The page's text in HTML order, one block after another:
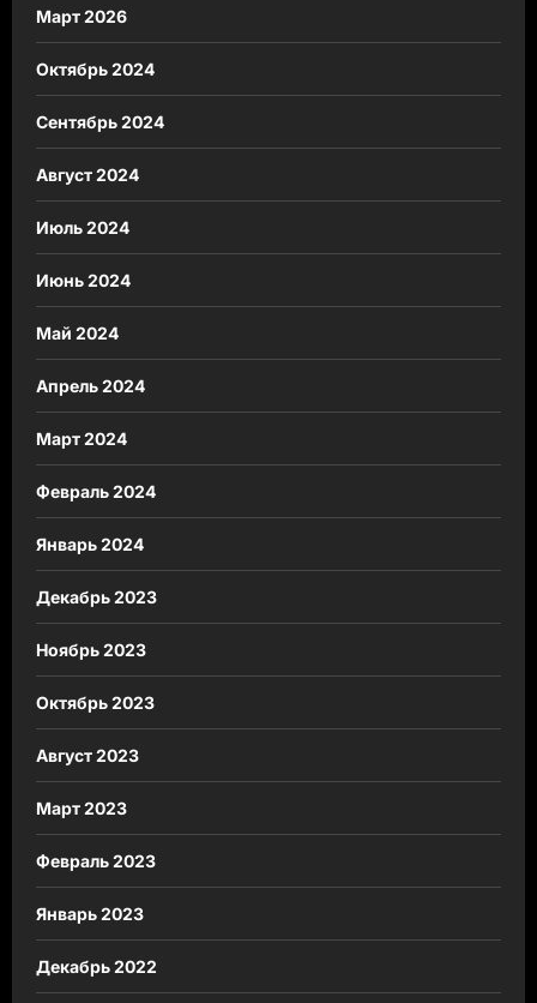
Март 2026
Октябрь 2024
Сентябрь 2024
Август 2024
Июль 2024
Июнь 2024
Май 2024
Апрель 2024
Март 2024
Февраль 2024
Январь 2024
Декабрь 2023
Ноябрь 2023
Октябрь 2023
Август 2023
Март 2023
Февраль 2023
Январь 2023
Декабрь 2022